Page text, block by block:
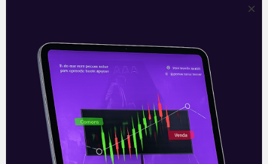
Fundos imobiliários: como
funcionam e quais rendem
mais